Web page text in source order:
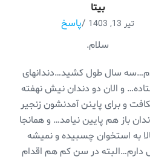
بیتا
تیر 13, 1403 /پاسخ
سلام.
سال طول کشید…دندانهای
و الان دو دندان نیش نهفته
و برای پاینن آمدنشون زنجیر
باز هم پایین نیامد… و همانجا
به استخوان چسبیده و نمیشه
کرد…من ۴۶ سال دارم…البته در سن کم هم اقدام